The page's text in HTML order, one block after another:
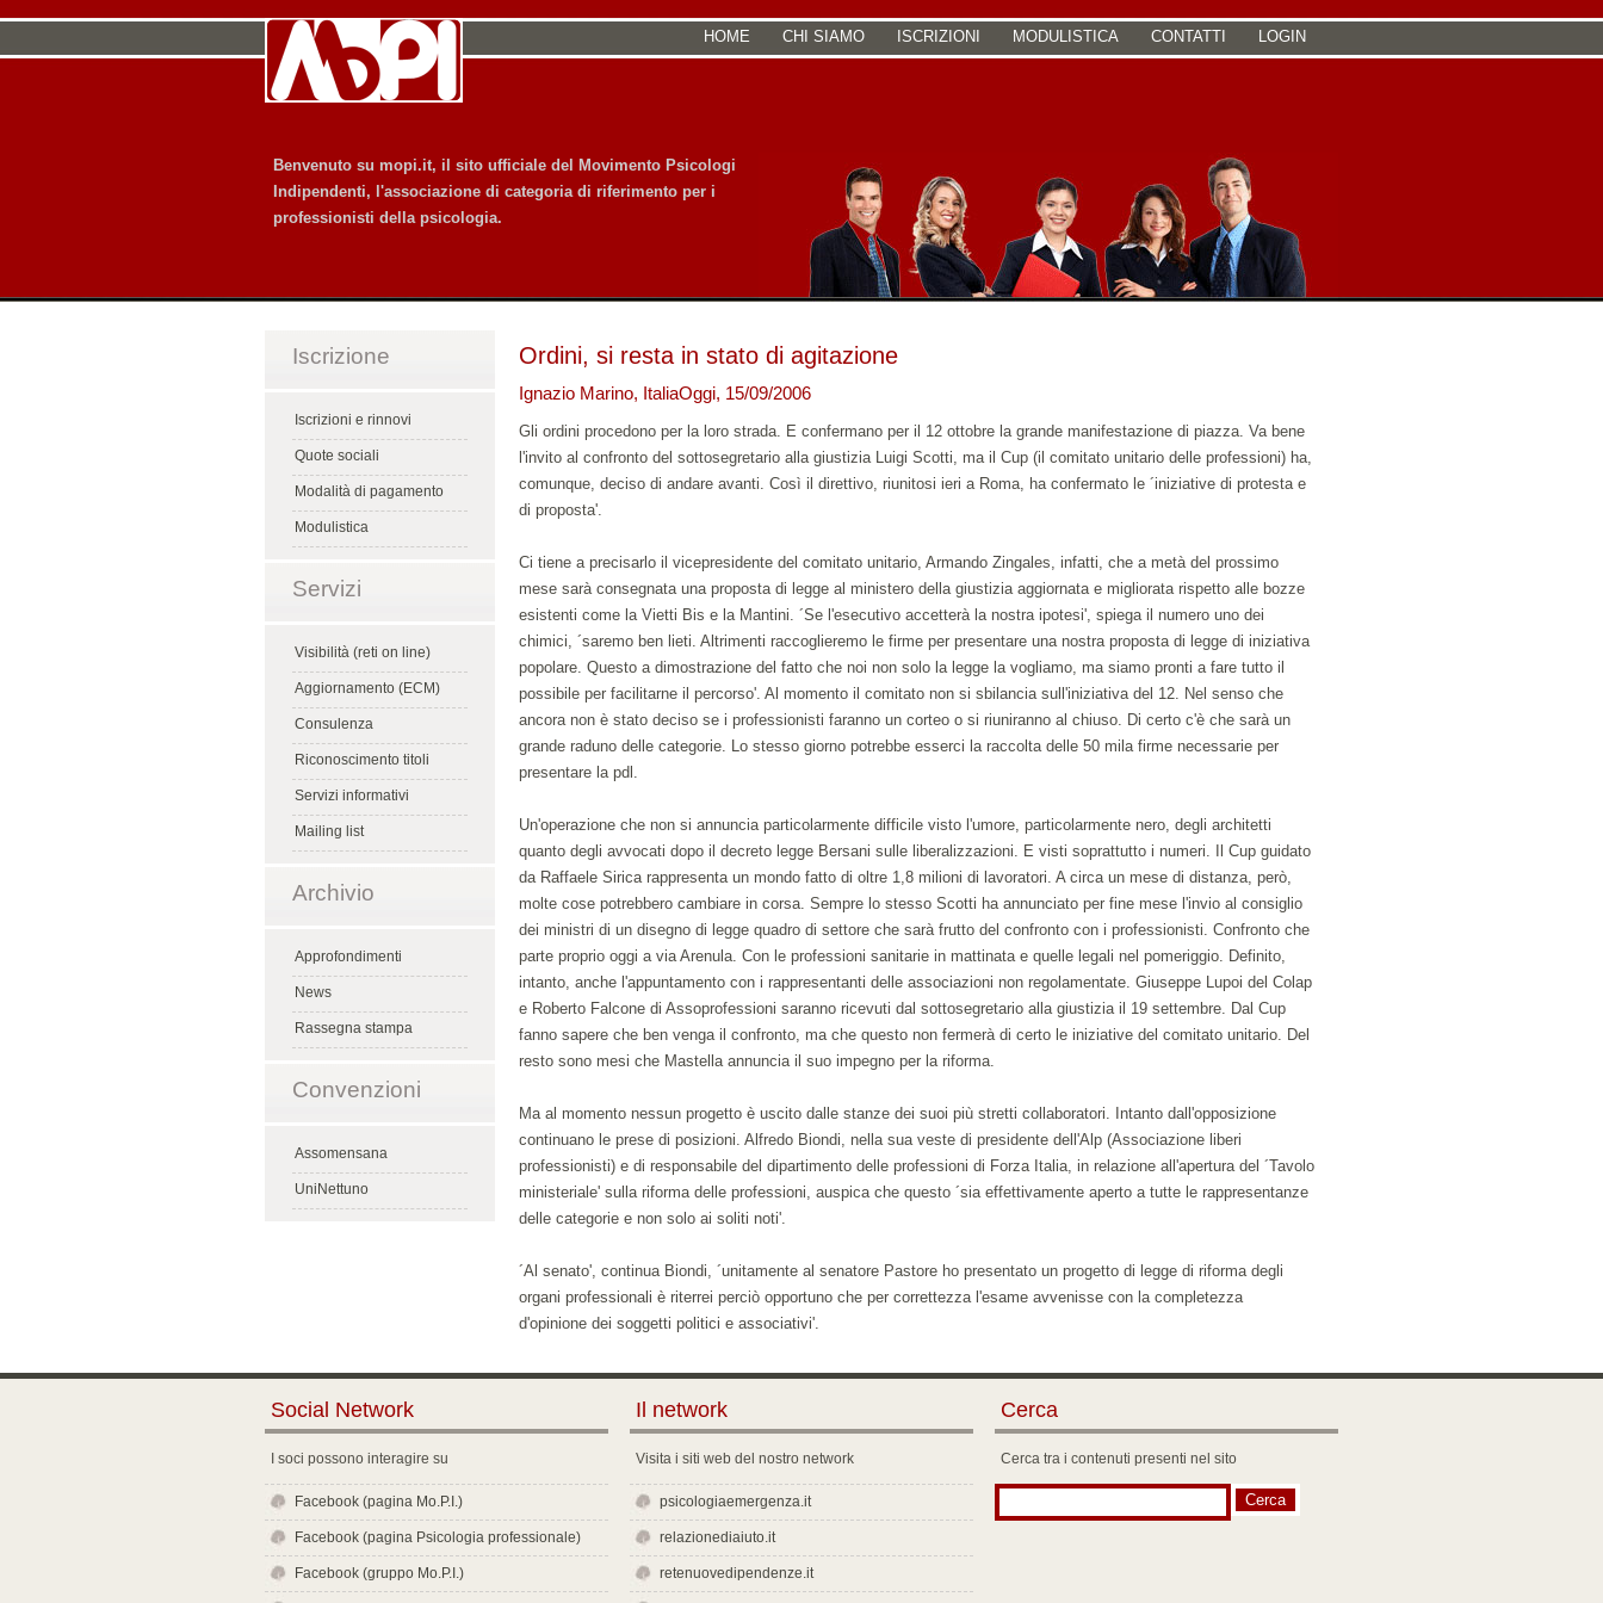
HOME CHI SIAMO ISCRIZIONI MODULISTICA CONTATTI LOGIN
Benvenuto su mopi.it, il sito ufficiale del Movimento Psicologi
Indipendenti, l'associazione di categoria di riferimento per i
professionisti della psicologia.
Iscrizione
Iscrizioni e rinnovi
Quote sociali
Modalità di pagamento
Modulistica
Servizi
Visibilità (reti on line)
Aggiornamento (ECM)
Consulenza
Riconoscimento titoli
Servizi informativi
Mailing list
Archivio
Approfondimenti
News
Rassegna stampa
Convenzioni
Assomensana
UniNettuno
Ordini, si resta in stato di agitazione
Ignazio Marino, ItaliaOggi, 15/09/2006
Gli ordini procedono per la loro strada. E confermano per il 12 ottobre la grande manifestazione di piazza. Va bene
l'invito al confronto del sottosegretario alla giustizia Luigi Scotti, ma il Cup (il comitato unitario delle professioni) ha,
comunque, deciso di andare avanti. Così il direttivo, riunitosi ieri a Roma, ha confermato le ´iniziative di protesta e
di proposta'.
Ci tiene a precisarlo il vicepresidente del comitato unitario, Armando Zingales, infatti, che a metà del prossimo
mese sarà consegnata una proposta di legge al ministero della giustizia aggiornata e migliorata rispetto alle bozze
esistenti come la Vietti Bis e la Mantini. ´Se l'esecutivo accetterà la nostra ipotesi', spiega il numero uno dei
chimici, ´saremo ben lieti. Altrimenti raccoglieremo le firme per presentare una nostra proposta di legge di iniziativa
popolare. Questo a dimostrazione del fatto che noi non solo la legge la vogliamo, ma siamo pronti a fare tutto il
possibile per facilitarne il percorso'. Al momento il comitato non si sbilancia sull'iniziativa del 12. Nel senso che
ancora non è stato deciso se i professionisti faranno un corteo o si riuniranno al chiuso. Di certo c'è che sarà un
grande raduno delle categorie. Lo stesso giorno potrebbe esserci la raccolta delle 50 mila firme necessarie per
presentare la pdl.
Un'operazione che non si annuncia particolarmente difficile visto l'umore, particolarmente nero, degli architetti
quanto degli avvocati dopo il decreto legge Bersani sulle liberalizzazioni. E visti soprattutto i numeri. Il Cup guidato
da Raffaele Sirica rappresenta un mondo fatto di oltre 1,8 milioni di lavoratori. A circa un mese di distanza, però,
molte cose potrebbero cambiare in corsa. Sempre lo stesso Scotti ha annunciato per fine mese l'invio al consiglio
dei ministri di un disegno di legge quadro di settore che sarà frutto del confronto con i professionisti. Confronto che
parte proprio oggi a via Arenula. Con le professioni sanitarie in mattinata e quelle legali nel pomeriggio. Definito,
intanto, anche l'appuntamento con i rappresentanti delle associazioni non regolamentate. Giuseppe Lupoi del Colap
e Roberto Falcone di Assoprofessioni saranno ricevuti dal sottosegretario alla giustizia il 19 settembre. Dal Cup
fanno sapere che ben venga il confronto, ma che questo non fermerà di certo le iniziative del comitato unitario. Del
resto sono mesi che Mastella annuncia il suo impegno per la riforma.
Ma al momento nessun progetto è uscito dalle stanze dei suoi più stretti collaboratori. Intanto dall'opposizione
continuano le prese di posizioni. Alfredo Biondi, nella sua veste di presidente dell'Alp (Associazione liberi
professionisti) e di responsabile del dipartimento delle professioni di Forza Italia, in relazione all'apertura del ´Tavolo
ministeriale' sulla riforma delle professioni, auspica che questo ´sia effettivamente aperto a tutte le rappresentanze
delle categorie e non solo ai soliti noti'.
´Al senato', continua Biondi, ´unitamente al senatore Pastore ho presentato un progetto di legge di riforma degli
organi professionali è riterrei perciò opportuno che per correttezza l'esame avvenisse con la completezza
d'opinione dei soggetti politici e associativi'.
Social Network
I soci possono interagire su
Facebook (pagina Mo.P.I.)
Facebook (pagina Psicologia professionale)
Facebook (gruppo Mo.P.I.)
Il network
Visita i siti web del nostro network
psicologiaemergenza.it
relazionediaiuto.it
retenuovedipendenze.it
Cerca
Cerca tra i contenuti presenti nel sito